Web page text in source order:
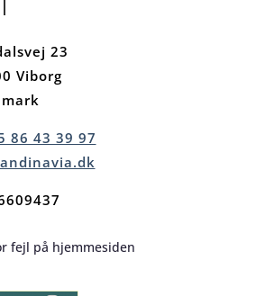
23
Viborg
86 43 39 97
fejl på hjemmesiden